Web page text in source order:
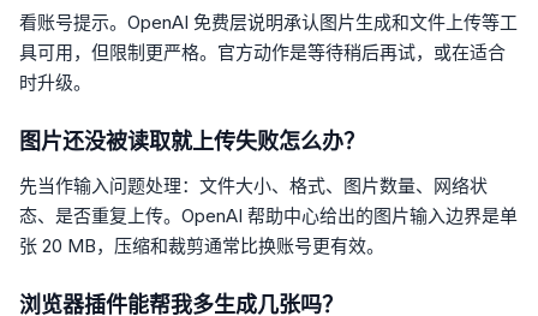
看账号提示。OpenAI 免费层说明承认图片生成和文件上传等工
具可用，但限制更严格。官方动作是等待稍后再试，或在适合
时升级。
图片还没被读取就上传失败怎么办？
先当作输入问题处理：文件大小、格式、图片数量、网络状
态、是否重复上传。OpenAI 帮助中心给出的图片输入边界是单
张 20 MB，压缩和裁剪通常比换账号更有效。
浏览器插件能帮我多生成几张吗？